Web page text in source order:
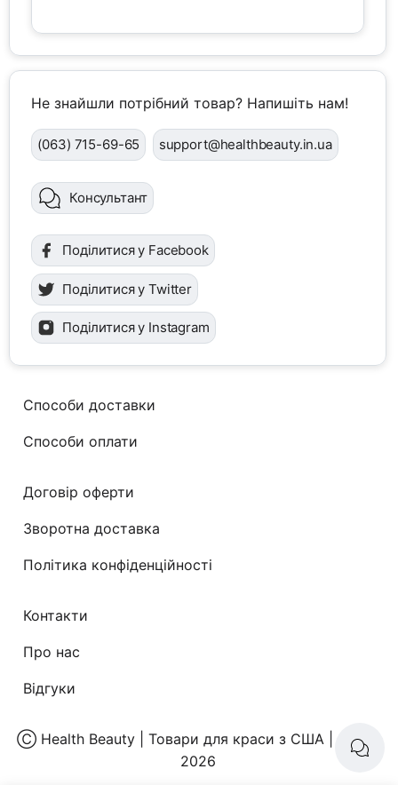
Не знайшли потрібний товар? Напишіть нам!
(063) 715-69-65 support@healthbeauty.in.ua
Консультант
Поділитися у Facebook
Поділитися у Twitter
Поділитися у Instagram
Способи доставки
Способи оплати
Договір оферти
Зворотна доставка
Політика конфіденційності
Контакти
Про нас
Відгуки
Ⓒ Health Beauty | Товари для краси з США| 2008-
2026